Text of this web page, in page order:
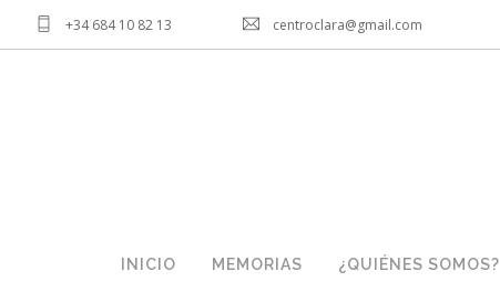
+34 684 10 82 13 centroclara@gmail.com
INICIO MEMORIAS ¿QUIÉNES SOMOS?